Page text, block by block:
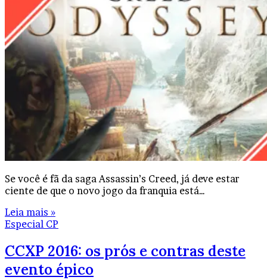
Se você é fã da saga Assassin’s Creed, já deve estar
ciente de que o novo jogo da franquia está…
Leia mais »
Especial CP
CCXP 2016: os prós e contras deste
evento épico